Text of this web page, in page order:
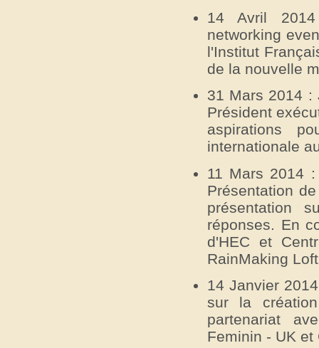
14 Avril
networking
l'Institut
de la nouvelle
31 Mars 2014 :
Président
aspirations
internationale
11 Mars 2014
Présentation
présentation
réponses. En
d'HEC et
RainMaking Loft
14 Janvier
sur la
partenariat
Feminin - UK et